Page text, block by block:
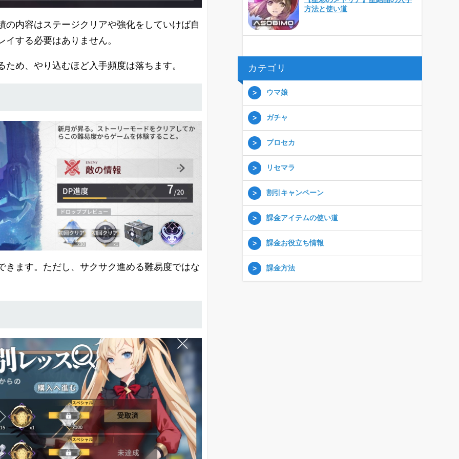
内容はステージクリアや強化をしていけば自
する必要はありません。
め、やり込むほど入手頻度は落ちます。
ます。ただし、サクサク進める難易度ではな
方法と使い道
カテゴリ
ウマ娘
ガチャ
プロセカ
リセマラ
割引キャンペーン
課金アイテムの使い道
課金お役立ち情報
課金方法